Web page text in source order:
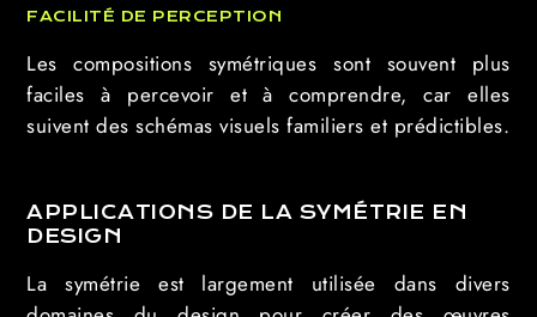
FACILITÉ DE PERCEPTION
Les compositions symétriques sont souvent plus
faciles à percevoir et à comprendre, car elles
suivent des schémas visuels familiers et prédictibles.
APPLICATIONS DE LA SYMÉTRIE EN
DESIGN
La symétrie est largement utilisée dans divers